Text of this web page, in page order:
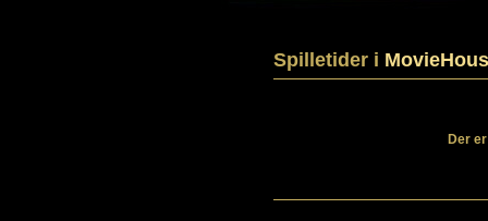
Spilletider i
Der